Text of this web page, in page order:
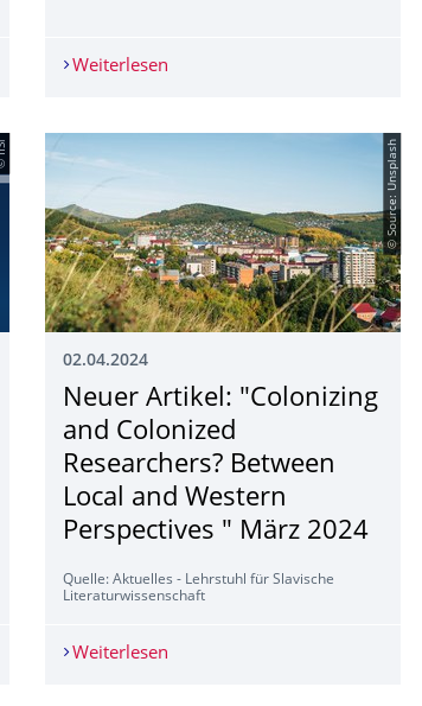
der Schulpraktischen Übungen (SPÜ) im WiSe
Weiterlesen GFPS-Stipendien für Studium
– 20.06.2024
© Source: Unsplash
02.04.2024
Neuer Artikel: "Colonizing
and Colonized
Researchers? Between
Local and Western
Perspectives " März 2024
Quelle: Aktuelles - Lehrstuhl für Slavische
Literaturwissenschaft
Weiterlesen Neuer Artikel: "Colonizing